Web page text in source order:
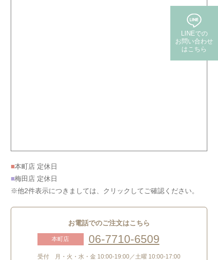
■本町店 定休日
■梅田店 定休日
※他2件表示につきましては、クリックしてご確認ください。
お電話でのご注文はこちら
本町店 06-7710-6509
受付 月・火・水・金 10:00-19:00／土曜 10:00-17:00
LINEでの
お問い合わせ
はこちら